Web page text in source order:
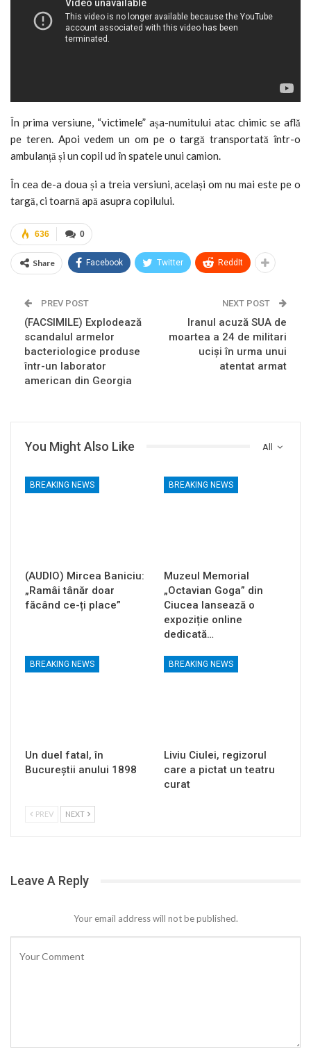
În prima versiune, “victimele” așa-numitului atac chimic se află
pe teren. Apoi vedem un om pe o targă transportată într-o
ambulanță și un copil ud în spatele unui camion.
În cea de-a doua și a treia versiuni, același om nu mai este pe o
targă, ci toarnă apă asupra copilului.
0
636
Share Facebook Twitter ReddIt
PREV POST
(FACSIMILE) Explodează
scandalul armelor
bacteriologice produse
într-un laborator
american din Georgia
NEXT POST
Iranul acuză SUA de
moartea a 24 de militari
uciși în urma unui
atentat armat
All
You Might Also Like
BREAKING NEWS
(AUDIO) Mircea Baniciu:
„Ramâi tânăr doar
făcând ce-ți place”
BREAKING NEWS
Muzeul Memorial
„Octavian Goga” din
Ciucea lansează o
expoziție online
dedicată…
BREAKING NEWS
Un duel fatal, în
Bucureştii anului 1898
BREAKING NEWS
Liviu Ciulei, regizorul
care a pictat un teatru
curat
PREV NEXT
Leave A Reply
Your email address will not be published.